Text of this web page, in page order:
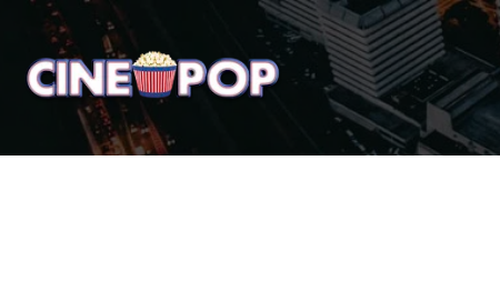
Home Notícias